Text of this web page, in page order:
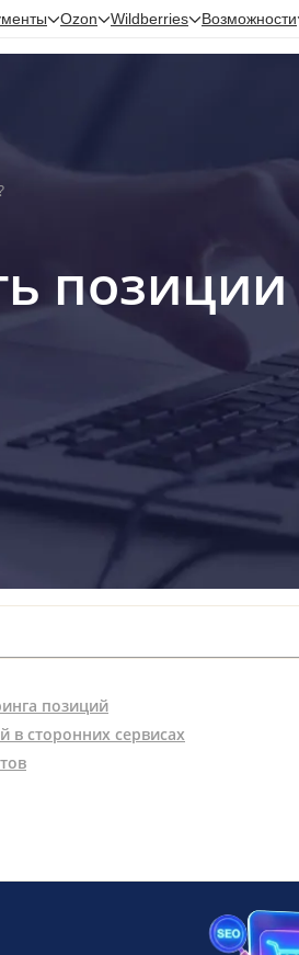
Ozon Wildberries Возможности
позиций
в сторонних сервисах